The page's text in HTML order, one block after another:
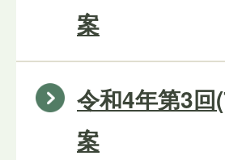
案
令和4年第3
案